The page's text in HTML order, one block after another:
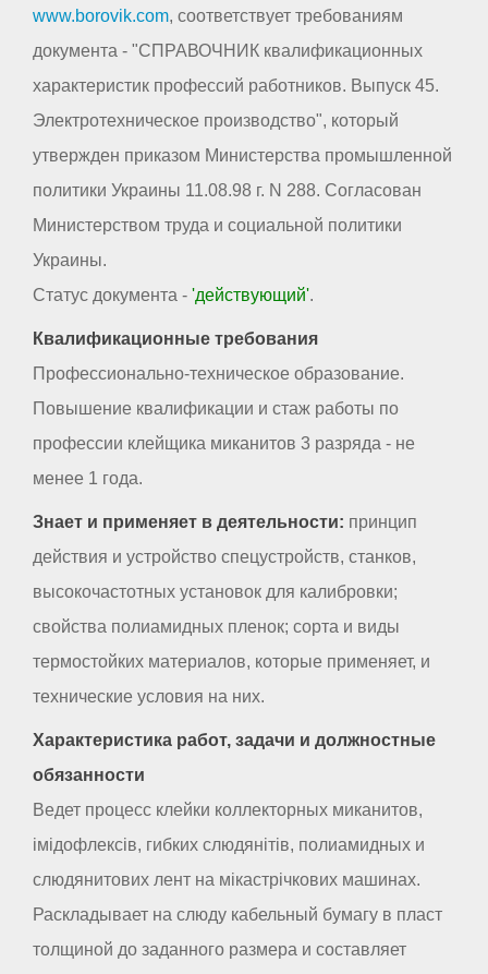
www.borovik.com, соответствует требованиям
документа - "СПРАВОЧНИК квалификационных
характеристик профессий работников. Выпуск 45.
Электротехническое производство", который
утвержден приказом Министерства промышленной
политики Украины 11.08.98 г. N 288. Согласован
Министерством труда и социальной политики
Украины.
Статус документа - 'действующий'.
Квалификационные требования
Профессионально-техническое образование.
Повышение квалификации и стаж работы по
профессии клейщика миканитов 3 разряда - не
менее 1 года.
Знает и применяет в деятельности: принцип
действия и устройство спецустройств, станков,
высокочастотных установок для калибровки;
свойства полиамидных пленок; сорта и виды
термостойких материалов, которые применяет, и
технические условия на них.
Характеристика работ, задачи и должностные
обязанности
Ведет процесс клейки коллекторных миканитов,
імідофлексів, гибких слюдянітів, полиамидных и
слюдянитових лент на мікастрічкових машинах.
Раскладывает на слюду кабельный бумагу в пласт
толщиной до заданного размера и составляет